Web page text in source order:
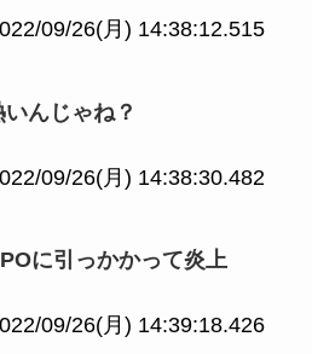
09/26(月) 14:38:12.515
んじゃね？
09/26(月) 14:38:30.482
に引っかかって炎上
09/26(月) 14:39:18.426